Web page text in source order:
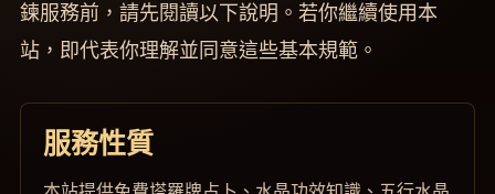
鍊服務前，請先閱讀以下說明。若你繼續使用本
站，即代表你理解並同意這些基本規範。
服務性質